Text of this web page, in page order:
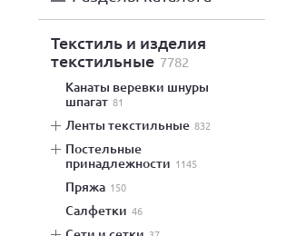
текстиль и изделия
текстильные 7782
канаты веревки шнуры
шпагат 81
ленты текстильные 832
постельные
принадлежности 1145
пряжа 150
салфетки 46